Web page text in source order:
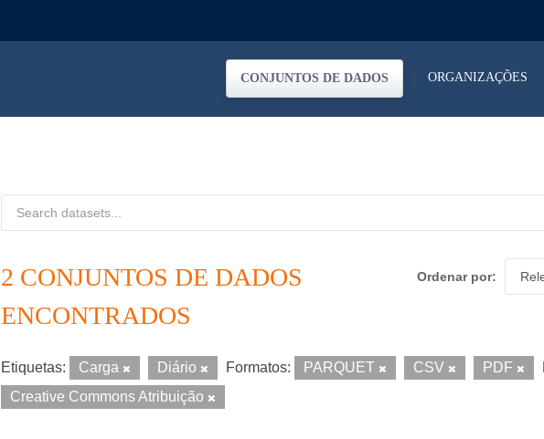
CONJUNTOS DE DADOS ORGANIZAÇÕES
Ordenar por
2 CONJUNTOS DE DADOS
ENCONTRADOS
Etiquetas: Carga Diário Formatos: PARQUET CSV PDF
Creative Commons Atribuição